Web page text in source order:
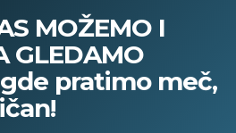
MOŽEMO I
GLEDAMO
gde pratimo meč,